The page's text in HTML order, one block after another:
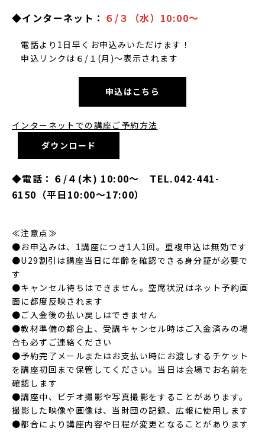
◆インターネット： ６/３（水）10:00～
電話より1日早くお申込みいただけます！
申込リンクは６/１(月)～表示されます
申込はこちら
インターネットでの講座ご予約方法
ダウンロード
◆電話：６/４(木) 10:00～ TEL.042-441-
6150（平日10:00～17:00）
≪注意点≫
●お申込みは、1講座につき1人1回。重複申込は無効です
●U29割引は講座当日に年齢を確認できる身分証が必要で
す
●キャンセル待ちはできません。空席状況はネット予約画
面に都度反映されます
●ご入金後の払い戻しはできません
●教材準備の都合上、受講キャンセル時はご入金済みの場
合も必ずご連絡ください
●予約完了メールまたはお支払い時にお渡しするチケット
を講座初回まで保管してください。当日は会場でお名前を
確認します
●講座中、ビデオ撮影や写真撮影をすることがあります。
撮影した映像や画像は、当財団の記録、広報に使用します
●都合により講座内容や日程が変更となることがあります